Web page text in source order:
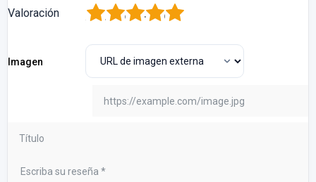
Valoración 5
4
3
2
Imagen